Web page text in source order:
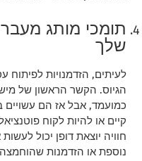
תומכי מותג
שלך
לעיתים, הזדמנויות לפיתוח
הגיוס. הקשר הראשון של
כמועמד, אבל אז הם עשויים
קיים או להיות לקוח
חוויה יוצאת דופן יכול
נוספת או הזדמנות